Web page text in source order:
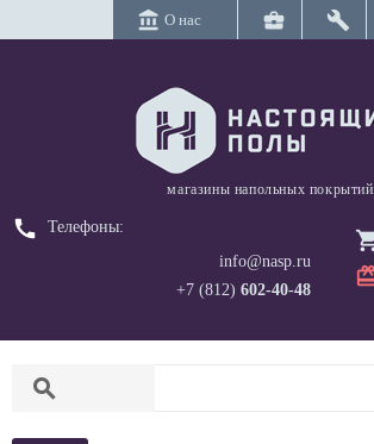
account_balance О нас business_center build
магазины напольных покрытий
call
Телефоны:
info@nasp.ru
+7 (812) 602-40-48
search